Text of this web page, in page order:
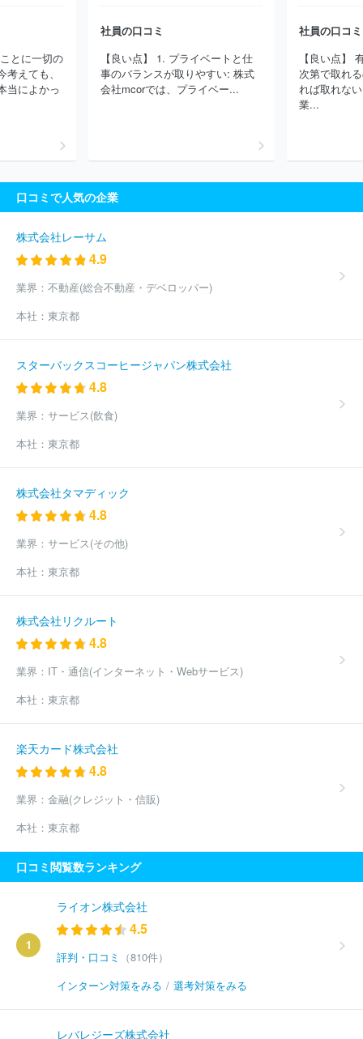
オモビオ株式会社
日立交通テクノロジー株式
ケーヒン
トーハツ株式会社 曙ブレーキ工業株式会社
日本アビ
オニクス株式会社
株式会社ＴＢＫ
三菱ふそうトラック・バス株
式会社
三恵技研工業株式会社 いすゞ自動車株式会社
ニデック
とに一切の
えても、
当によかっ
社員の口コミ
【良い点】 1. プライベートと仕
事のバランスが取りやすい: 株式
会社mcorでは、プライベー...
社員の口コミ
【良い点】
次第で取れ
れば取れな
業...
口コミで人気の企業
株式会社レーサム
4.9
業界： 不動産(総合不動産・デベロッパー)
本社： 東京都
スターバックスコーヒージャパン株式会社
4.8
業界： サービス(飲食)
本社： 東京都
株式会社タマディック
4.8
業界： サービス(その他)
本社： 東京都
株式会社リクルート
4.8
業界： IT・通信(インターネット・Webサービス)
本社： 東京都
楽天カード株式会社
4.8
業界： 金融(クレジット・信販)
本社： 東京都
口コミ閲覧数ランキング
1
ライオン株式会社
4.5
評判・口コミ
（810件）
インターン対策をみる / 選考対策をみる
レバレジーズ株式会社